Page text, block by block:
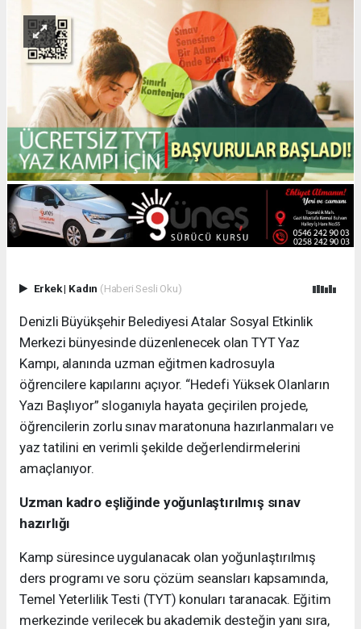
Erkek| Kadın (Haberi Sesli Oku)
Denizli Büyükşehir Belediyesi Atalar Sosyal Etkinlik
Merkezi bünyesinde düzenlenecek olan TYT Yaz
Kampı, alanında uzman eğitmen kadrosuyla
öğrencilere kapılarını açıyor. “Hedefi Yüksek Olanların
Yazı Başlıyor” sloganıyla hayata geçirilen projede,
öğrencilerin zorlu sınav maratonuna hazırlanmaları ve
yaz tatilini en verimli şekilde değerlendirmelerini
amaçlanıyor.
Uzman kadro eşliğinde yoğunlaştırılmış sınav
hazırlığı
Kamp süresince uygulanacak olan yoğunlaştırılmış
ders programı ve soru çözüm seansları kapsamında,
Temel Yeterlilik Testi (TYT) konuları taranacak. Eğitim
merkezinde verilecek bu akademik desteğin yanı sıra,